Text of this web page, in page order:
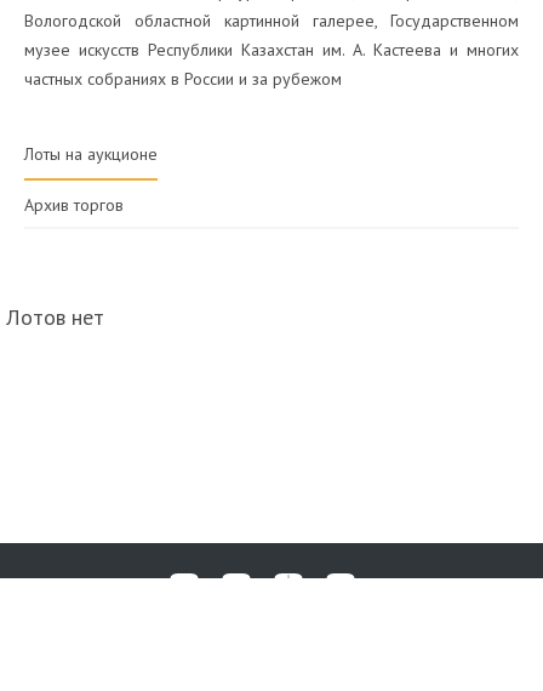
Вологодской областной картинной галерее, Государственном
музее искусств Республики Казахстан им. А. Кастеева и многих
частных собраниях в России и за рубежом
Лоты на аукционе
Архив торгов
Лотов нет